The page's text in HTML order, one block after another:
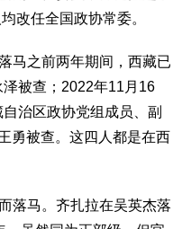
改任全国政协常委。
之前两年期间，西藏已
被查；2022年11月16
治区政协党组成员、副
勇被查。这四人都是在西
马。齐扎拉在吴英杰落